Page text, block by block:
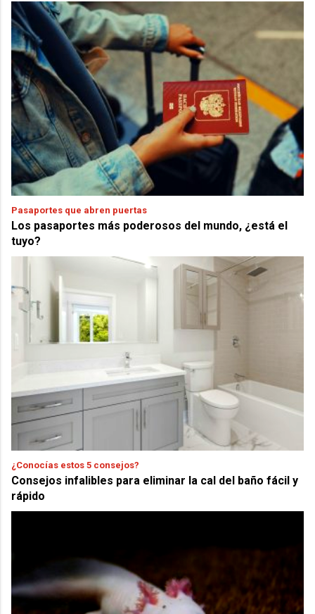
Pasaportes que abren puertas
Los pasaportes más poderosos del mundo, ¿está el
tuyo?
¿Conocías estos 5 consejos?
Consejos infalibles para eliminar la cal del baño fácil y
rápido